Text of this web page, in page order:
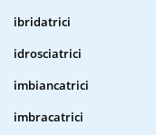
ibridatrici
idrosciatrici
imbiancatrici
imbracatrici